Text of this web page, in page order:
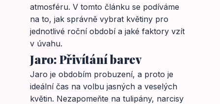
atmosféru. V tomto článku se podíváme
na to, jak správně vybrat květiny pro
jednotlivé roční období a jaké faktory vzít
v úvahu.
Jaro: Přivítání barev
Jaro je obdobím probuzení, a proto je
ideální čas na volbu jasných a veselých
květin. Nezapomeňte na tulipány, narcisy